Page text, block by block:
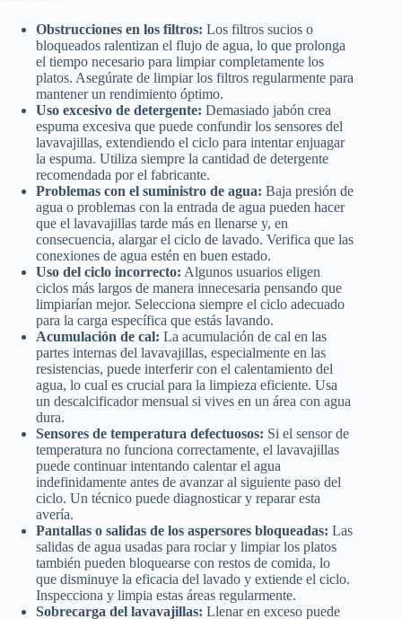
Obstrucciones en los filtros: Los filtros sucios o
bloqueados ralentizan el flujo de agua, lo que prolonga
el tiempo necesario para limpiar completamente los
platos. Asegúrate de limpiar los filtros regularmente para
mantener un rendimiento óptimo.
Uso excesivo de detergente: Demasiado jabón crea
espuma excesiva que puede confundir los sensores del
lavavajillas, extendiendo el ciclo para intentar enjuagar
la espuma. Utiliza siempre la cantidad de detergente
recomendada por el fabricante.
Problemas con el suministro de agua: Baja presión de
agua o problemas con la entrada de agua pueden hacer
que el lavavajillas tarde más en llenarse y, en
consecuencia, alargar el ciclo de lavado. Verifica que las
conexiones de agua estén en buen estado.
Uso del ciclo incorrecto: Algunos usuarios eligen
ciclos más largos de manera innecesaria pensando que
limpiarían mejor. Selecciona siempre el ciclo adecuado
para la carga específica que estás lavando.
Acumulación de cal: La acumulación de cal en las
partes internas del lavavajillas, especialmente en las
resistencias, puede interferir con el calentamiento del
agua, lo cual es crucial para la limpieza eficiente. Usa
un descalcificador mensual si vives en un área con agua
dura.
Sensores de temperatura defectuosos: Si el sensor de
temperatura no funciona correctamente, el lavavajillas
puede continuar intentando calentar el agua
indefinidamente antes de avanzar al siguiente paso del
ciclo. Un técnico puede diagnosticar y reparar esta
avería.
Pantallas o salidas de los aspersores bloqueadas: Las
salidas de agua usadas para rociar y limpiar los platos
también pueden bloquearse con restos de comida, lo
que disminuye la eficacia del lavado y extiende el ciclo.
Inspecciona y limpia estas áreas regularmente.
Sobrecarga del lavavajillas: Llenar en exceso puede